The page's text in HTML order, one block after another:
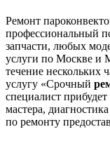
Ремонт
профессиональный
запчасти, любых
услуги по Москве и
течение нескольких
услугу «Срочный
специалист
мастера,
по ремонту